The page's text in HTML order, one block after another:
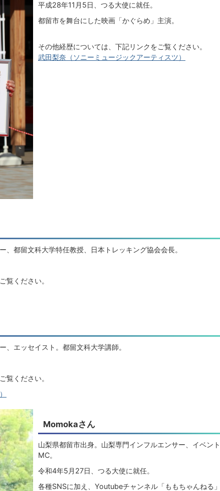
平成28年11月5日、つる大使に就任。
都留市を舞台にした映画「かぐらめ」主演。
その他経歴については、下記リンクをご覧ください。
武田梨奈（ソニーミュージックアーティスツ）
、都留文科大学特任教授、日本トレッキング協会会長。
覧ください。
、エッセイスト。都留文科大学講師。
覧ください。
Momokaさん
山梨県都留市出身。山梨専門インフルエンサー、イベント
MC。
令和4年5月27日、つる大使に就任。
各種SNSに加え、Youtubeチャンネル「ももちゃんねる」